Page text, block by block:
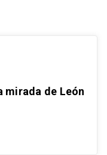
mirada de León